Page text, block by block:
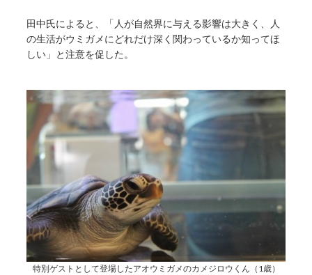
田中氏によると、「人が自然界に与える影響は大きく、人
の生活がウミガメにどれだけ深く関わっているか知ってほ
しい」と注意を促した。
特別ゲストとして登場したアオウミガメのカメジロウくん（1歳）